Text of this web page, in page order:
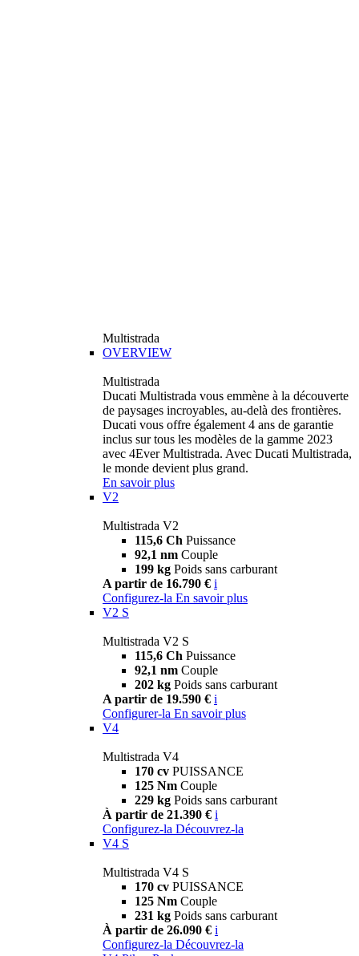
Multistrada
OVERVIEW
Multistrada
Ducati Multistrada vous emmène à la découverte
de paysages incroyables, au-delà des frontières.
Ducati vous offre également 4 ans de garantie
inclus sur tous les modèles de la gamme 2023
avec 4Ever Multistrada. Avec Ducati Multistrada,
le monde devient plus grand.
En savoir plus
V2
Multistrada V2
115,6 Ch Puissance
92,1 nm Couple
199 kg Poids sans carburant
A partir de 16.790 € i
Configurez-la En savoir plus
V2 S
Multistrada V2 S
115,6 Ch Puissance
92,1 nm Couple
202 kg Poids sans carburant
A partir de 19.590 € i
Configurer-la En savoir plus
V4
Multistrada V4
170 cv PUISSANCE
125 Nm Couple
229 kg Poids sans carburant
À partir de 21.390 € i
Configurez-la Découvrez-la
V4 S
Multistrada V4 S
170 cv PUISSANCE
125 Nm Couple
231 kg Poids sans carburant
À partir de 26.090 € i
Configurez-la Découvrez-la